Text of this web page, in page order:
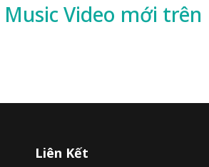
Music Video mới trên
Liên Kết